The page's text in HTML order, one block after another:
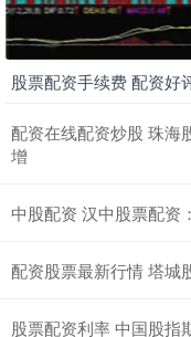
股票配资手续费 配资好
配资在线配资炒股 珠海
增
中股配资 汉中股票配资
配资股票最新行情 塔城
股票配资利率 中国股指